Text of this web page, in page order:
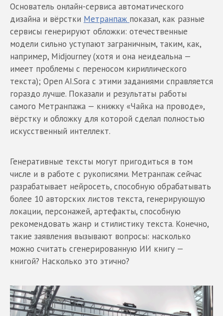
Основатель онлайн-сервиса автоматического
дизайна и вёрстки Метранпаж показал, как разные
сервисы генерируют обложки: отечественные
модели сильно уступают заграничным, таким, как,
например, Midjourney (хотя и она неидеальна —
имеет проблемы с переносом кириллического
текста); Open AI.Sora с этими заданиями справляется
гораздо лучше. Показали и результаты работы
самого Метранпажа — книжку «Чайка на проводе»,
вёрстку и обложку для которой сделал полностью
искусственный интеллект.
Генеративные тексты могут пригодиться в том
числе и в работе с рукописями. Метранпаж сейчас
разрабатывает нейросеть, способную обрабатывать
более 10 авторских листов текста, генерирующую
локации, персонажей, артефакты, способную
рекомендовать жанр и стилистику текста. Конечно,
такие заявления вызывают вопросы: насколько
можно считать сгенерированную ИИ книгу —
книгой? Насколько это этично?